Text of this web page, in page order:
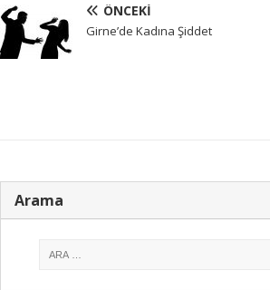
ÖNCEKI
Girne’de Kadına Şiddet
Arama